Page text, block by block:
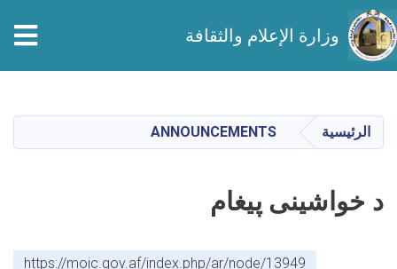
المحتوى
الرئيسي
وزارة الإعلام والثقافة
الرئيسية ANNOUNCEMENTS
د خواشینی پیغام
https://moic.gov.af/index.php/ar/node/13949